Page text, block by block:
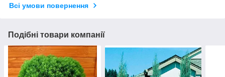
Всі умови повернення
Подібні товари компанії